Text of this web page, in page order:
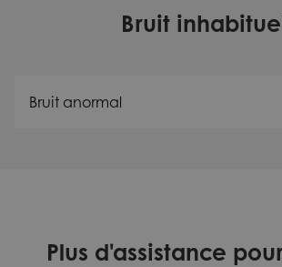
Bruit
Bruit anormal
Plus d'assistance